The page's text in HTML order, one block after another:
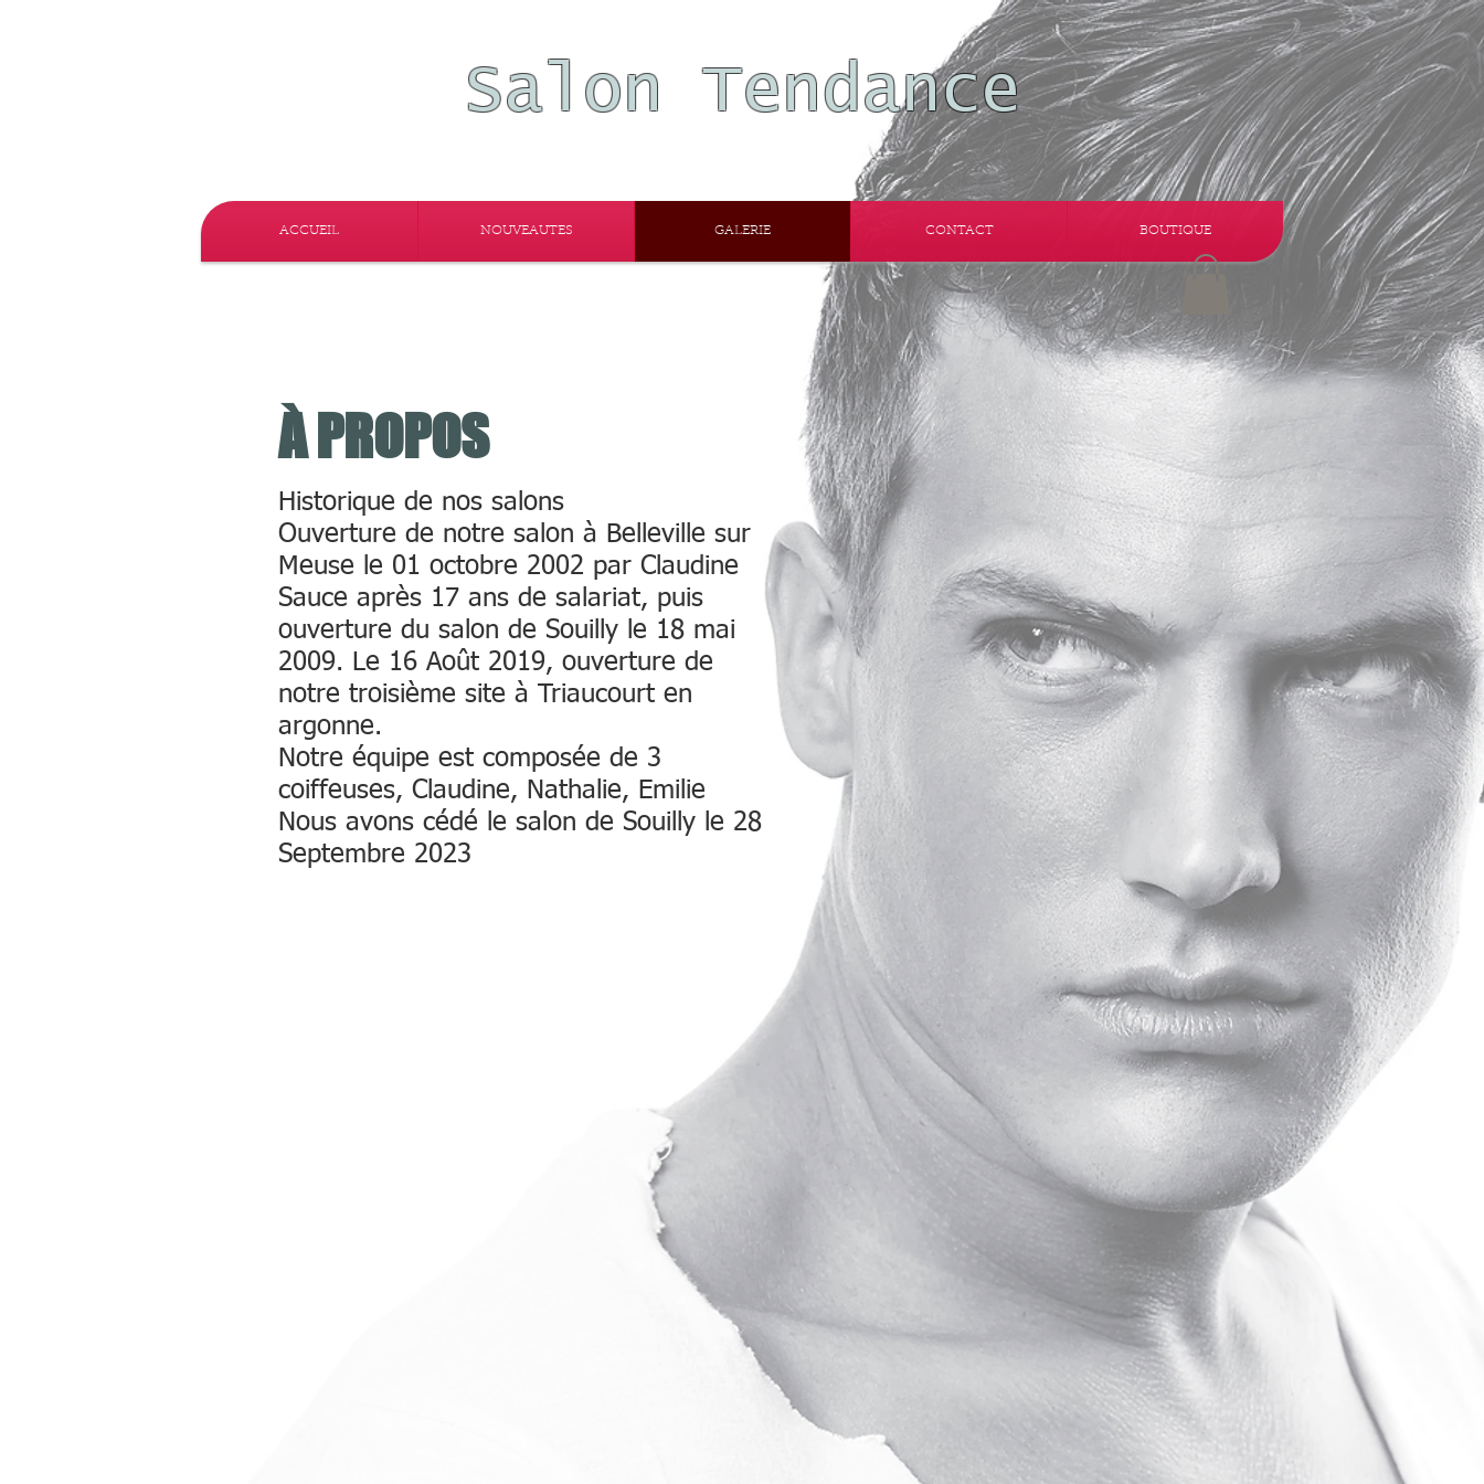
Salon Tendance
ACCUEIL NOUVEAUTES GALERIE CONTACT BOUTIQUE
À PROPOS
Historique de nos salons
Ouverture de notre salon à Belleville sur
Meuse le 01 octobre 2002 par Claudine
Sauce après 17 ans de salariat, puis
ouverture du salon de Souilly le 18 mai
2009. Le 16 Août 2019, ouverture de
notre troisième site à Triaucourt en
argonne.
Notre équipe est composée de 3
coiffeuses, Claudine, Nathalie, Emilie
Nous avons cédé le salon de Souilly le 28
Septembre 2023